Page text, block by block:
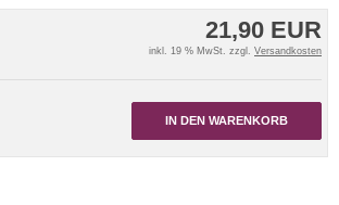
21,90 EUR
inkl. 19 % MwSt. zzgl. Versandkosten
IN DEN WARENKORB